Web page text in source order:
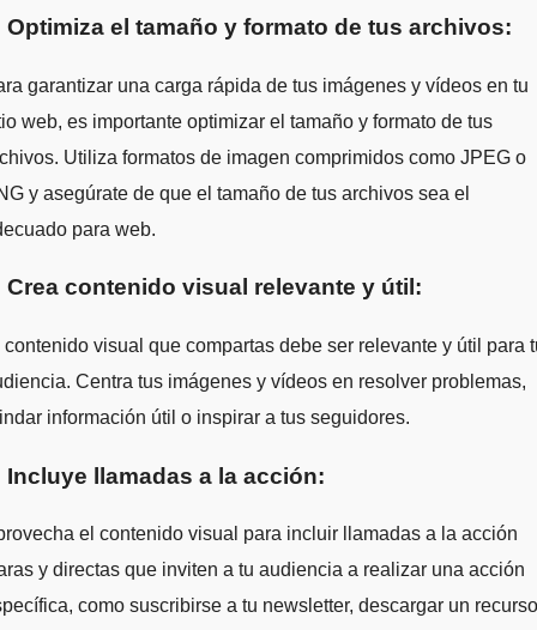
Optimiza el tamaño y formato de tus archivos:
garantizar una carga rápida de tus imágenes y vídeos en tu
web, es importante optimizar el tamaño y formato de tus
Utiliza formatos de imagen comprimidos como JPEG o
y asegúrate de que el tamaño de tus archivos sea el
para web.
Crea contenido visual relevante y útil:
contenido visual que compartas debe ser relevante y útil para
Centra tus imágenes y vídeos en resolver problemas,
información útil o inspirar a tus seguidores.
Incluye llamadas a la acción:
el contenido visual para incluir llamadas a la acción
y directas que inviten a tu audiencia a realizar una acción
como suscribirse a tu newsletter, descargar un